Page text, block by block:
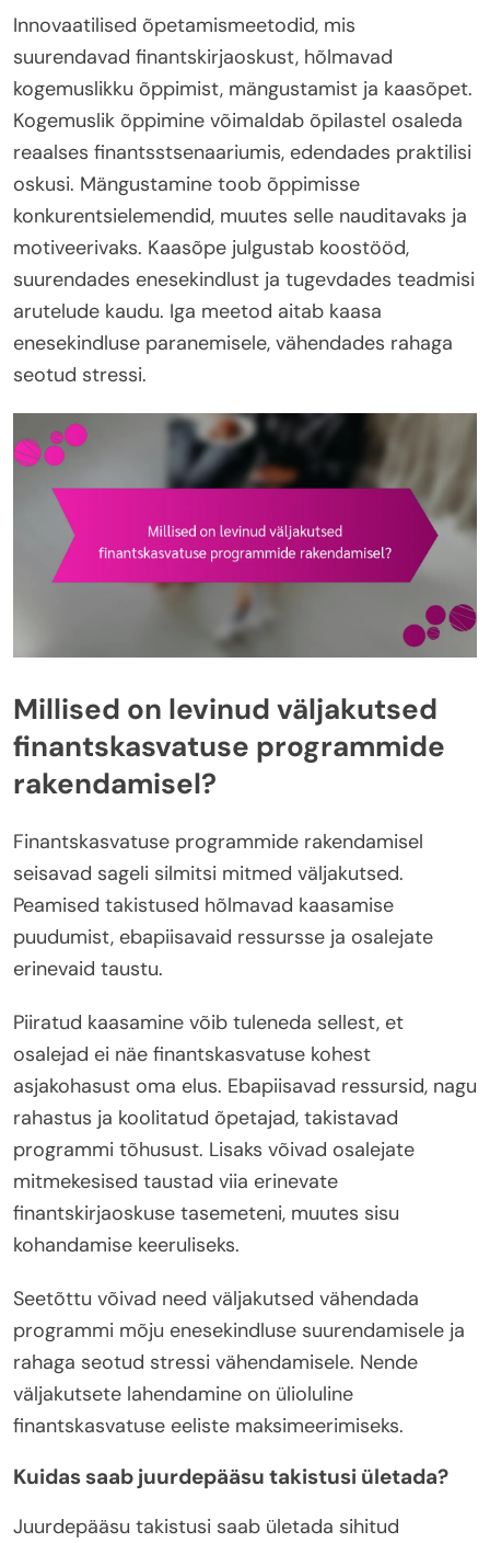
Innovaatilised õpetamismeetodid, mis
suurendavad finantskirjaoskust, hõlmavad
kogemuslikku õppimist, mängustamist ja kaasõpet.
Kogemuslik õppimine võimaldab õpilastel osaleda
reaalses finantsstsenaariumis, edendades praktilisi
oskusi. Mängustamine toob õppimisse
konkurentsielemendid, muutes selle nauditavaks ja
motiveerivaks. Kaasõpe julgustab koostööd,
suurendades enesekindlust ja tugevdades teadmisi
arutelude kaudu. Iga meetod aitab kaasa
enesekindluse paranemisele, vähendades rahaga
seotud stressi.
Millised on levinud väljakutsed
finantskasvatuse programmide
rakendamisel?
Finantskasvatuse programmide rakendamisel
seisavad sageli silmitsi mitmed väljakutsed.
Peamised takistused hõlmavad kaasamise
puudumist, ebapiisavaid ressursse ja osalejate
erinevaid taustu.
Piiratud kaasamine võib tuleneda sellest, et
osalejad ei näe finantskasvatuse kohest
asjakohasust oma elus. Ebapiisavad ressursid, nagu
rahastus ja koolitatud õpetajad, takistavad
programmi tõhusust. Lisaks võivad osalejate
mitmekesised taustad viia erinevate
finantskirjaoskuse tasemeteni, muutes sisu
kohandamise keeruliseks.
Seetõttu võivad need väljakutsed vähendada
programmi mõju enesekindluse suurendamisele ja
rahaga seotud stressi vähendamisele. Nende
väljakutsete lahendamine on ülioluline
finantskasvatuse eeliste maksimeerimiseks.
Kuidas saab juurdepääsu takistusi ületada?
Juurdepääsu takistusi saab ületada sihitud